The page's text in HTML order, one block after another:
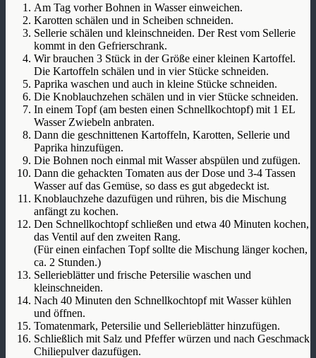
Am Tag vorher Bohnen in Wasser einweichen.
Karotten schälen und in Scheiben schneiden.
Sellerie schälen und kleinschneiden. Der Rest vom Sellerie
kommt in den Gefrierschrank.
Wir brauchen 3 Stück in der Größe einer kleinen Kartoffel.
Die Kartoffeln schälen und in vier Stücke schneiden.
Paprika waschen und auch in kleine Stücke schneiden.
Die Knoblauchzehen schälen und in vier Stücke schneiden.
In einem Topf (am besten einen Schnellkochtopf) mit 1 EL
Wasser Zwiebeln anbraten.
Dann die geschnittenen Kartoffeln, Karotten, Sellerie und
Paprika hinzufügen.
Die Bohnen noch einmal mit Wasser abspülen und zufügen.
Dann die gehackten Tomaten aus der Dose und 3-4 Tassen
Wasser auf das Gemüse, so dass es gut abgedeckt ist.
Knoblauchzehe dazufügen und rühren, bis die Mischung
anfängt zu kochen.
Den Schnellkochtopf schließen und etwa 40 Minuten kochen,
das Ventil auf den zweiten Rang.
(Für einen einfachen Topf sollte die Mischung länger kochen,
ca. 2 Stunden.)
Sellerieblätter und frische Petersilie waschen und
kleinschneiden.
Nach 40 Minuten den Schnellkochtopf mit Wasser kühlen
und öffnen.
Tomatenmark, Petersilie und Sellerieblätter hinzufügen.
Schließlich mit Salz und Pfeffer würzen und nach Geschmack
Chiliepulver dazufügen.